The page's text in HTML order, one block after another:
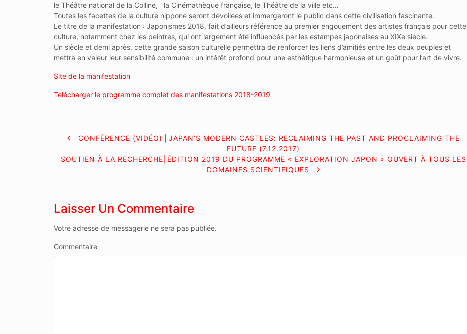
le Théâtre national de la Colline, la Cinémathèque française, le Théâtre de la ville etc…
Toutes les facettes de la culture nippone seront dévoilées et immergeront le public dans cette civilisation fascinante.
Le titre de la manifestation : Japonismes 2018, fait d’ailleurs référence au premier engouement des artistes français pour cette
culture, notamment chez les peintres, qui ont largement été influencés par les estampes japonaises au XIXe siècle.
Un siècle et demi après, cette grande saison culturelle permettra de renforcer les liens d’amitiés entre les deux peuples et
mettra en valeur leur sensibilité commune : un intérêt profond pour une esthétique harmonieuse et un goût pour l’art de vivre.
Site de la manifestation
Télécharger le programme complet des manifestations 2018-2019
NAVIGATION
DE
CONFÉRENCE (VIDÉO) ⎜JAPAN’S MODERN CASTLES: RECLAIMING THE PAST AND PROCLAIMING THE
FUTURE (7.12.2017)
SOUTIEN À LA RECHERCHE⎜ÉDITION 2019 DU PROGRAMME « EXPLORATION JAPON » OUVERT À TOUS LES
DOMAINES SCIENTIFIQUES
Laisser Un Commentaire
Votre adresse de messagerie ne sera pas publiée.
Commentaire